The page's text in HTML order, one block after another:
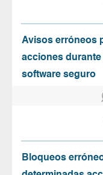
Avisos erróneos
acciones
software seguro
Bloqueos